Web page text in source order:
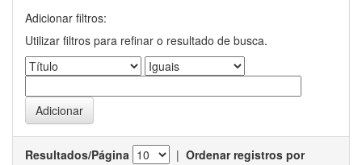
Adicionar filtros:
Utilizar filtros para refinar o resultado de busca.
Resultados/Página | Ordenar registros por